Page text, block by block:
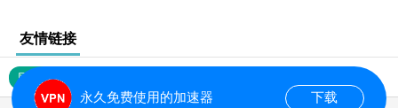
友情链接
网站地图
永久免费使用的加速器 下载